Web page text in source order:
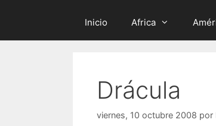
Inicio Africa
Drácula
viernes, 10 octubre 2008 por